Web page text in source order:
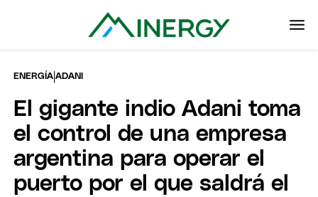
ENERGÍA |ADANI
El gigante indio Adani toma
el control de una empresa
argentina para operar el
puerto por el que saldrá el